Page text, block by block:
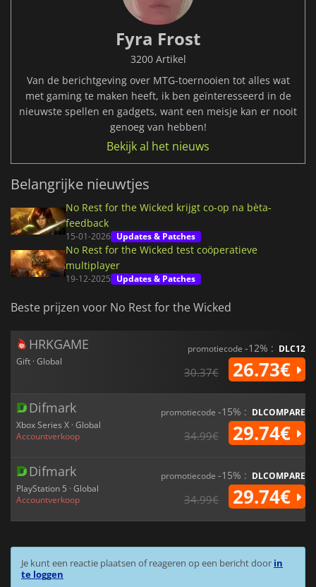
Fyra Frost
3200 Artikel
Van de berichtgeving over MTG-toernooien tot alles wat
met gaming te maken heeft, ik ben geïnteresseerd in de
nieuwste spellen en gadgets, want een meisje kan er nooit
genoeg van hebben!
Bekijk al het nieuws
Belangrijke nieuwtjes
No Rest for the Wicked krijgt co-op na bèta-
feedback
15-01-2026 Updates & Patches
No Rest for the Wicked test coöperatieve
multiplayer
19-12-2025 Updates & Patches
Beste prijzen voor No Rest for the Wicked
HRKGAME
Gift · Global
promotiecode -12% : DLC12
30.37€ 26.73€
Difmark
Xbox Series X · Global
Accountverkoop
promotiecode -15% : DLCOMPARE
34.99€ 29.74€
Difmark
PlayStation 5 · Global
Accountverkoop
promotiecode -15% : DLCOMPARE
34.99€ 29.74€
Je kunt een reactie plaatsen of reageren op een bericht door in
te loggen